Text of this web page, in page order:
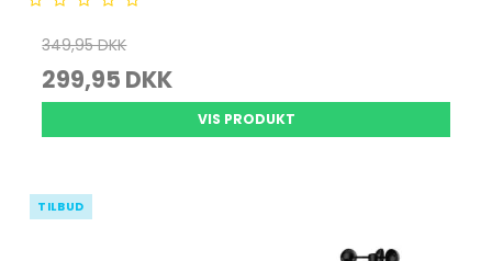
349,95 DKK
299,95 DKK
VIS PRODUKT
TILBUD